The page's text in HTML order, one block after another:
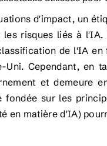
d'impact, un
risques liés à
de l'IA
Uni. Cependant,
et demeure
sur les
en matière d'IA)